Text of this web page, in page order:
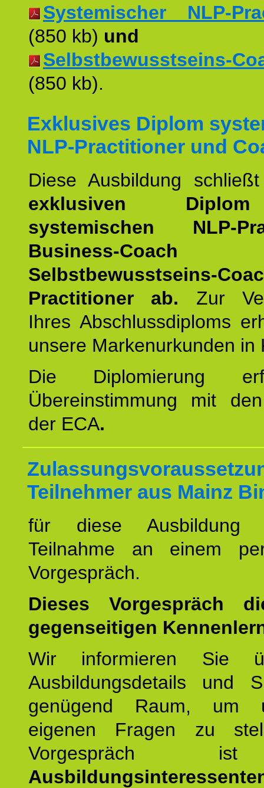
Systemischer NLP-
(850 kb) und
Selbstbewusstseins-
(850 kb).
Exklusives Diplom
NLP-Practitioner und
Diese Ausbildung
exklusiven
systemischen NLP-
Business-Coach
Selbstbewusstseins-
Practitioner ab. Zur
Ihres Abschlussdiploms
unsere Markenurkunden in
Die Diplomierung
Übereinstimmung mit
der ECA.
Teilnehmer aus Mainz
für diese
Teilnahme an einem
Vorgespräch.
Dieses Vorgespräch
gegenseitigen
Wir informieren Sie
Ausbildungsdetails und
genügend Raum, um
eigenen Fragen zu